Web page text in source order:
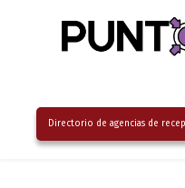
Directorio de agencias de